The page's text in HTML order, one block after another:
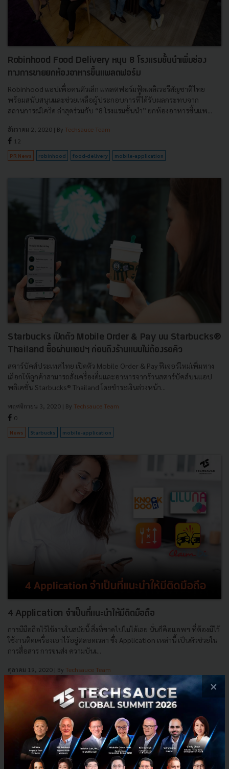
Robinhood Food Delivery หนุน 8 โรงแรมชั้นนำเพิ่มช่อง
ทางการขายยกห้องอาหารขึ้นแพลตฟอร์ม
Robinhood แอปเพื่อคนตัวเล็ก แพลตฟอร์มฟู้ดเดลิเวอรีสัญชาติไทย
พร้อมสนับสนุนและช่วยเหลือผู้ประกอบการที่ได้รับผลกระทบจาก
สถานการณ์โควิด ล่าสุดร่วมกับ “8 โรงแรมชั้นนำ” ยกห้องอาหารขึ้นแพ...
ธันวาคม 2, 2020 | By Techsauce Team
12
PR News robinhood food-delivery mobile-application
Starbucks เปิดตัว Mobile Order & Pay บน Starbucks®
Thailand ซื้อผ่านแอปฯ ก่อนถึงร้านแบบไม่ต้องรอคิว
สตาร์บัคส์ประเทศไทย เปิดตัว Mobile Order & Pay ฟีเจอร์ใหม่เพิ่มทาง
เลือกให้ลูกค้าสามารถสั่งเครื่องดื่มและอาหารจากร้านสตาร์บัคส์บนแอป
พลิเคชั่น Starbucks® Thailand โดยชำระเงินล่วงหน้า...
พฤศจิกายน 3, 2020 | By Techsauce Team
0
News Starbucks mobile-application
4 Application จำเป็นที่แนะนำให้มีติดมือถือ
การมีมือถือไว้ใช้งานในสมัยนี้ สิ่งที่ขาดไปไม่ได้เลย นั่นก็คือแอพฯ ที่ต้องมีไว้
ใช้งานติดเครื่องเอาไว้อยู่ตลอดเวลา ซึ่ง Application เหล่านี้ เป็นตัวช่วยใน
การสื่อสาร การขนส่ง ความบันเ...
ตุลาคม 19, 2020 | By Techsauce Team
startup Marketplace Application mobile-application
×